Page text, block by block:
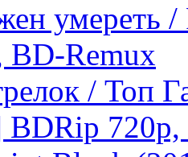
умереть
BD-Remux
/ Топ
BDRip